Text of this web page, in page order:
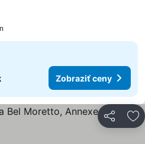
Zobraziť ceny
Zdieľať